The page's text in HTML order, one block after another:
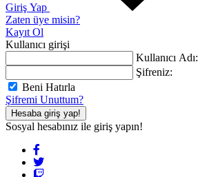
Giriş Yap
Zaten üye misin?
Kayıt Ol
Kullanıcı girişi
Kullanıcı Adı:
Şifreniz:
Beni Hatırla
Şifremi Unuttum?
Hesaba giriş yap!
Sosyal hesabınız ile giriş yapın!